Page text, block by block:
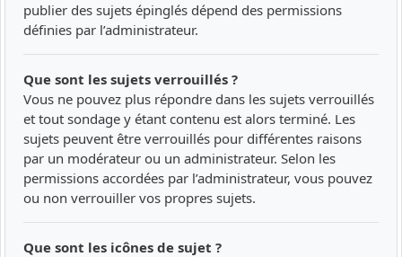
publier des sujets épinglés dépend des permissions
définies par l’administrateur.
Que sont les sujets verrouillés ?
Vous ne pouvez plus répondre dans les sujets verrouillés
et tout sondage y étant contenu est alors terminé. Les
sujets peuvent être verrouillés pour différentes raisons
par un modérateur ou un administrateur. Selon les
permissions accordées par l’administrateur, vous pouvez
ou non verrouiller vos propres sujets.
Que sont les icônes de sujet ?